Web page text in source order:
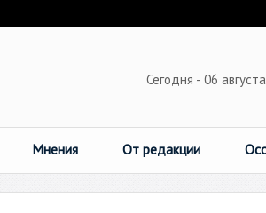
Сегодня - 06
Мнения От редакции